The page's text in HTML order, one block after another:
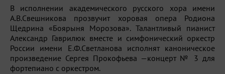
В исполнении академического русского хора имени
А.В.Свешникова прозвучит хоровая опера Родиона
Щедрина «Боярыня Морозова». Талантливый пианист
Александр Гаврилюк вместе и симфонический оркестр
России имени Е.Ф.Светланова исполнят каноническое
произведение Сергея Прокофьева —концерт № 3 для
фортепиано с оркестром.